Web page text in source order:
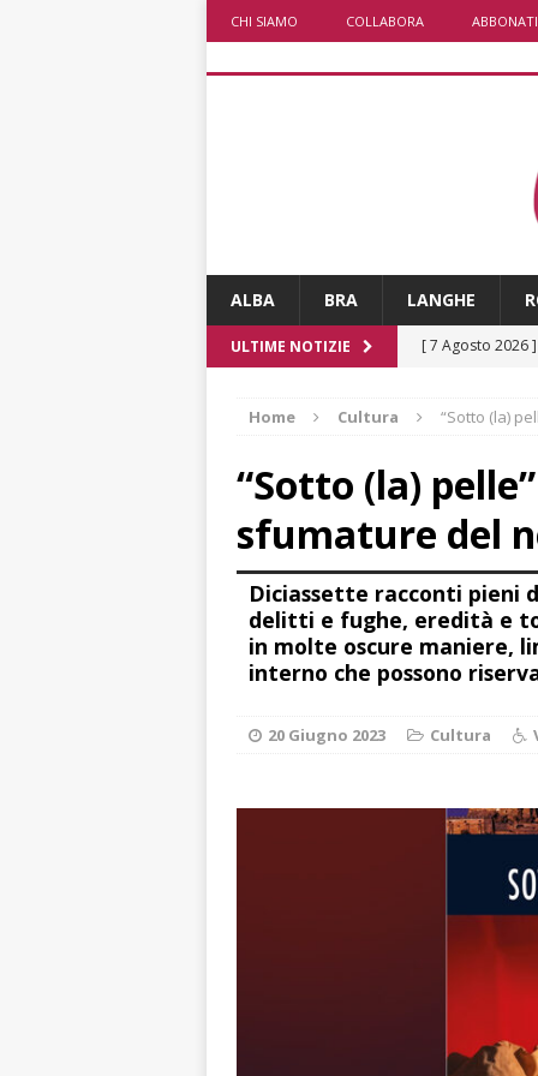
CHI SIAMO COLLABORA ABBONATI
ALBA BRA LANGHE
ULTIME NOTIZIE [ 7 Agosto 2026 ]
ALBA
[ 7 Agosto 2026 ]
[ 7 Agosto 2026 ]
CRONACA
[ 7 Agosto 2026 ]
non cancellano
[ 7 Agosto 2026
[ 7 Agosto 2026
Home Cultura “Sotto (la)
“Sotto (la)
sfumature del
Diciassette racconti pieni
delitti e fughe, eredità e
in molte oscure maniere,
interno che possono
20 Giugno 2023 Cultura